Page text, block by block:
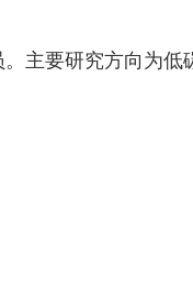
主要研究方向为低